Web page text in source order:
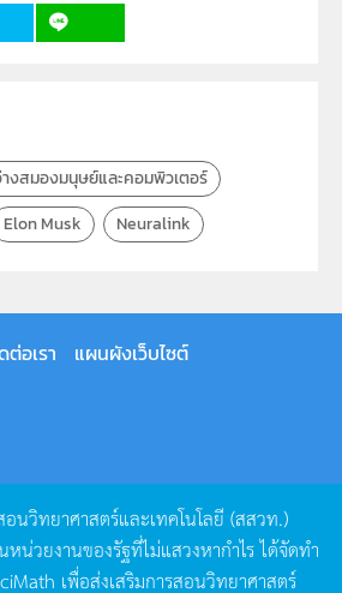
งสมองมนุษย์และคอมพิวเตอร์
Elon Musk Neuralink
ต่อเรา
แผนผังเว็บไซต์
นวิทยาศาสตร์และเทคโนโลยี (สสวท.)
หน่วยงานของรัฐที่ไม่แสวงหากำไรได้จัดทำ
เพื่อส่งเสริมการสอนวิทยาศาสตร์